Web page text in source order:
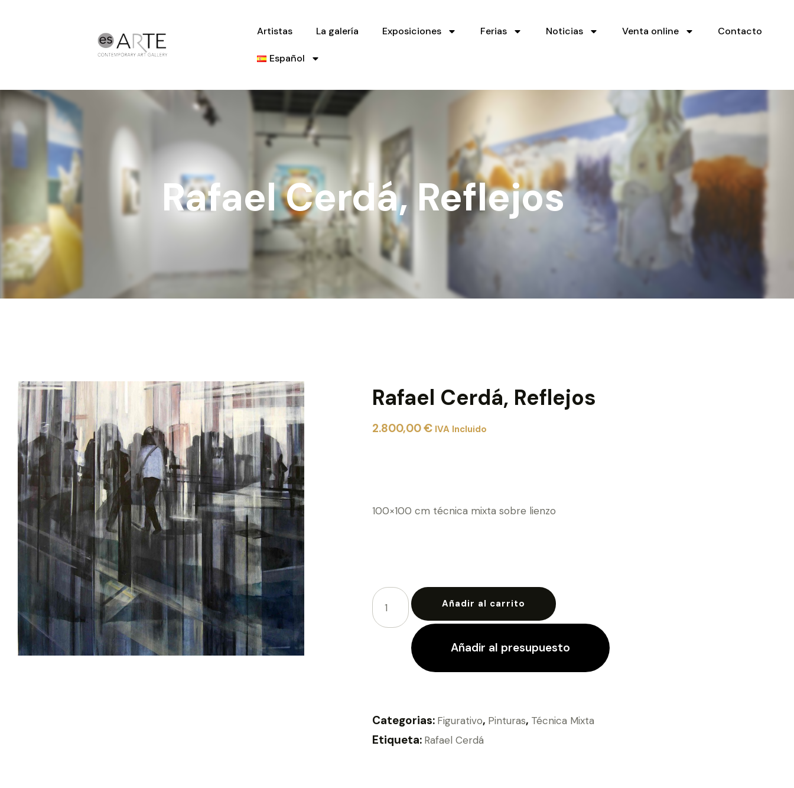
Artistas La galería Exposiciones Ferias Noticias Venta online Contacto
Español
Rafael Cerdá, Reflejos
Rafael Cerdá, Reflejos
2.800,00€ IVA Incluido
100×100 cm técnica mixta sobre lienzo
Añadir al carrito
Añadir al presupuesto
Categorias: Figurativo, Pinturas, Técnica Mixta
Etiqueta: Rafael Cerdá